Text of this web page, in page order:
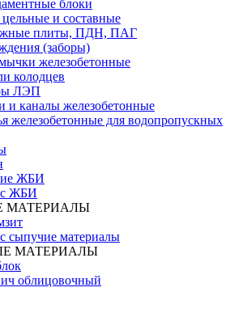
блоки
и составные
плиты, ПДН, ПАГ
(заборы)
железобетонные
колодцев
ЛЭП
и каналы железобетонные
железобетонные для водопропускных
ЖБИ
ЖБИ
МАТЕРИАЛЫ
сыпучие материалы
МАТЕРИАЛЫ
облицовочный